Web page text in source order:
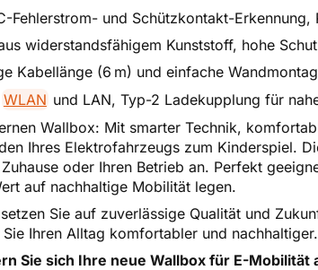
Fehlerstrom- und Schützkontakt-
widerstandsfähigem Kunststoff, hohe
Kabellänge (6 m) und einfache
WLAN und LAN, Typ-2 Ladekupplung für
Wallbox: Mit smarter Technik,
Ihres Elektrofahrzeugs zum Kinderspiel.
oder Ihren Betrieb an. Perfekt
auf nachhaltige Mobilität legen.
setzen Sie auf zuverlässige Qualität und
Ihren Alltag komfortabler und nachhaltiger.
Sie sich Ihre neue Wallbox für E-Mobilität